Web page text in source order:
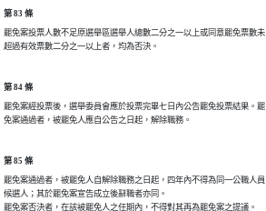
第 83 條
罷免案投票人數不足原選舉區選舉人總數二分之一以上或同意罷免票數未
超過有效票數二分之一以上者，均為否決。
第 84 條
罷免案經投票後，選舉委員會應於投票完畢七日內公告罷免投票結果。罷
第 85 條
罷免案通過者，被罷免人自解除職務之日起，四年內不得為同一公職人員
候選人；其於罷免案宣告成立後辭職者亦同。